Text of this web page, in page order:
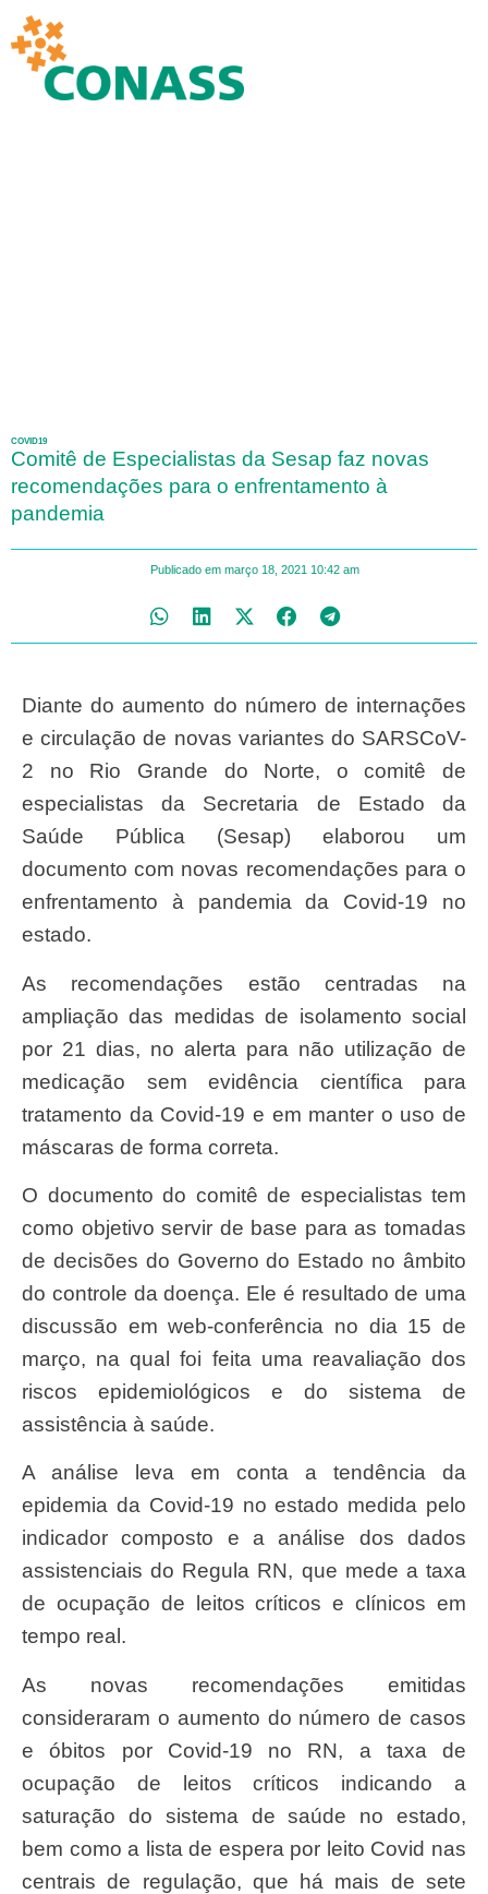
COVID19
Comitê de Especialistas da Sesap faz novas
recomendações para o enfrentamento à
pandemia
Publicado em março 18, 2021 10:42 am
Diante do aumento do número de internações
e circulação de novas variantes do SARSCoV-
2 no Rio Grande do Norte, o comitê de
especialistas da Secretaria de Estado da
Saúde Pública (Sesap) elaborou um
documento com novas recomendações para o
enfrentamento à pandemia da Covid-19 no
estado.
As recomendações estão centradas na
ampliação das medidas de isolamento social
por 21 dias, no alerta para não utilização de
medicação sem evidência científica para
tratamento da Covid-19 e em manter o uso de
máscaras de forma correta.
O documento do comitê de especialistas tem
como objetivo servir de base para as tomadas
de decisões do Governo do Estado no âmbito
do controle da doença. Ele é resultado de uma
discussão em web-conferência no dia 15 de
março, na qual foi feita uma reavaliação dos
riscos epidemiológicos e do sistema de
assistência à saúde.
A análise leva em conta a tendência da
epidemia da Covid-19 no estado medida pelo
indicador composto e a análise dos dados
assistenciais do Regula RN, que mede a taxa
de ocupação de leitos críticos e clínicos em
tempo real.
As novas recomendações emitidas
consideraram o aumento do número de casos
e óbitos por Covid-19 no RN, a taxa de
ocupação de leitos críticos indicando a
saturação do sistema de saúde no estado,
bem como a lista de espera por leito Covid nas
centrais de regulação, que há mais de sete